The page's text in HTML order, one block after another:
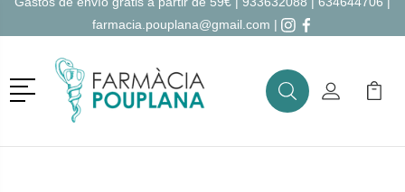
farmacia.pouplana@gmail.com |
Menú
BuscarMi Cuenta
Mi